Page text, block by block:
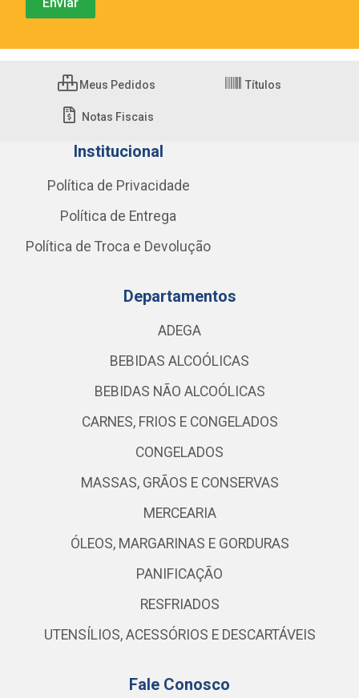
Meus Pedidos Títulos
Notas Fiscais
Institucional
Política de Privacidade
Política de Entrega
Política de Troca e Devolução
Departamentos
ADEGA
BEBIDAS ALCOÓLICAS
BEBIDAS NÃO ALCOÓLICAS
CARNES, FRIOS E CONGELADOS
CONGELADOS
MASSAS, GRÃOS E CONSERVAS
MERCEARIA
ÓLEOS, MARGARINAS E GORDURAS
PANIFICAÇÃO
RESFRIADOS
UTENSÍLIOS, ACESSÓRIOS E DESCARTÁVEIS
Fale Conosco